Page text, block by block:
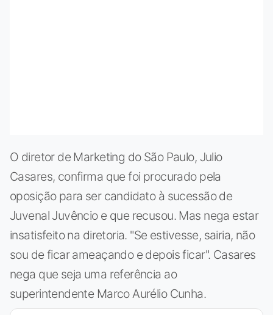
O diretor de Marketing do São Paulo, Julio
Casares, confirma que foi procurado pela
oposição para ser candidato à sucessão de
Juvenal Juvêncio e que recusou. Mas nega estar
insatisfeito na diretoria. "Se estivesse, sairia, não
sou de ficar ameaçando e depois ficar". Casares
nega que seja uma referência ao
superintendente Marco Aurélio Cunha.